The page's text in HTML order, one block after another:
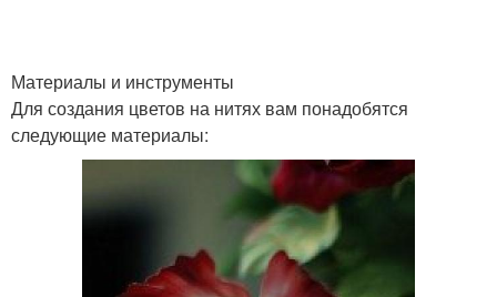
Материалы и инструменты
Для создания цветов на нитях вам понадобятся
следующие материалы: